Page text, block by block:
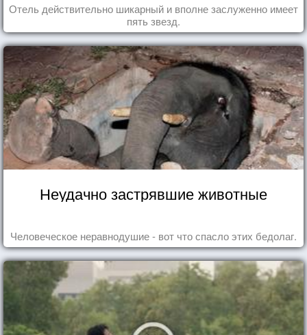
Отель действительно шикарный и вполне заслуженно имеет
пять звезд.
Неудачно застрявшие животные
Человеческое неравнодушие - вот что спасло этих бедолаг.